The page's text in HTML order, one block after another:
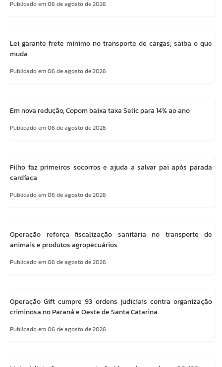
Publicado em 06 de agosto de 2026
Lei garante frete mínimo no transporte de cargas; saiba o que
muda
Publicado em 06 de agosto de 2026
Em nova redução, Copom baixa taxa Selic para 14% ao ano
Publicado em 06 de agosto de 2026
Filho faz primeiros socorros e ajuda a salvar pai após parada
cardíaca
Publicado em 06 de agosto de 2026
Operação reforça fiscalização sanitária no transporte de
animais e produtos agropecuários
Publicado em 06 de agosto de 2026
Operação Gift cumpre 93 ordens judiciais contra organização
criminosa no Paraná e Oeste de Santa Catarina
Publicado em 06 de agosto de 2026